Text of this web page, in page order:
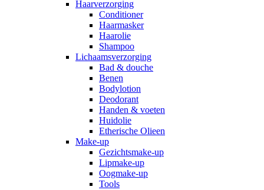
Haarverzorging
Conditioner
Haarmasker
Haarolie
Shampoo
Lichaamsverzorging
Bad & douche
Benen
Bodylotion
Deodorant
Handen & voeten
Huidolie
Etherische Olieen
Make-up
Gezichtsmake-up
Lipmake-up
Oogmake-up
Tools